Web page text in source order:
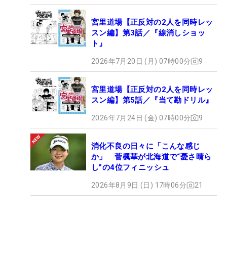
宮里道場【正反対の2人を同時レッ
スン編】第3話／『線消しショッ
ト』
2026年7月20日 (月) 07時00分 9
宮里道場【正反対の2人を同時レッ
スン編】第5話／『当て勘ドリル』
2026年7月24日 (金) 07時00分 9
消化不良の日々に「こんな感じ
か」 菅楓華が北海道で“憂さ晴ら
し”の4位フィニッシュ
2026年8月9日 (日) 17時06分 21